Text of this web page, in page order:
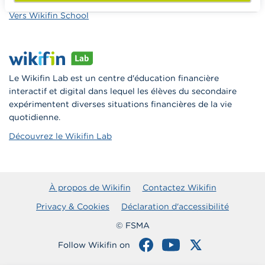
Vers Wikifin School
Le Wikifin Lab est un centre d'éducation financière
interactif et digital dans lequel les élèves du secondaire
expérimentent diverses situations financières de la vie
quotidienne.
Découvrez le Wikifin Lab
À propos de Wikifin
Contactez Wikifin
Privacy & Cookies
Déclaration d'accessibilité
© FSMA
Follow Wikifin on